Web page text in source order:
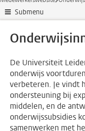
Submenu
De Universiteit
onderwijs
verbeteren. Je vindt
ondersteuning bij
middelen, en de
onderwijssubsidies
samenwerken met